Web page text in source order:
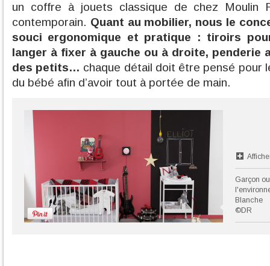
un coffre à jouets classique de chez Moulin
contemporain. Quant au mobilier, nous le
souci ergonomique et pratique : tiroirs
langer à fixer à gauche ou à droite, penderie
des petits… chaque détail doit être pensé pour
du bébé afin d’avoir tout à portée de main.
Garçon
Blanche
©DR